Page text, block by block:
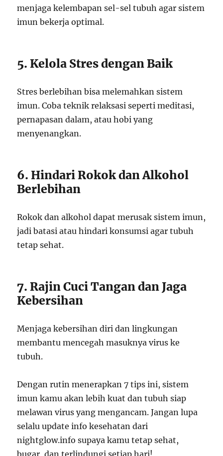
menjaga kelembapan sel-sel tubuh agar sistem
imun bekerja optimal.
5. Kelola Stres dengan Baik
Stres berlebihan bisa melemahkan sistem
imun. Coba teknik relaksasi seperti meditasi,
pernapasan dalam, atau hobi yang
menyenangkan.
6. Hindari Rokok dan Alkohol
Berlebihan
Rokok dan alkohol dapat merusak sistem imun,
jadi batasi atau hindari konsumsi agar tubuh
tetap sehat.
7. Rajin Cuci Tangan dan Jaga
Kebersihan
Menjaga kebersihan diri dan lingkungan
membantu mencegah masuknya virus ke
tubuh.
Dengan rutin menerapkan 7 tips ini, sistem
imun kamu akan lebih kuat dan tubuh siap
melawan virus yang mengancam. Jangan lupa
selalu update info kesehatan dari
nightglow.info supaya kamu tetap sehat,